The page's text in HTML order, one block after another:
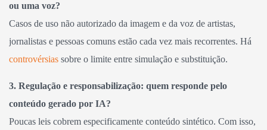
ou uma voz?
Casos de uso não autorizado da imagem e da voz de artistas,
jornalistas e pessoas comuns estão cada vez mais recorrentes. Há
controvérsias sobre o limite entre simulação e substituição.
3. Regulação e responsabilização: quem responde pelo
conteúdo gerado por IA?
Poucas leis cobrem especificamente conteúdo sintético. Com isso,